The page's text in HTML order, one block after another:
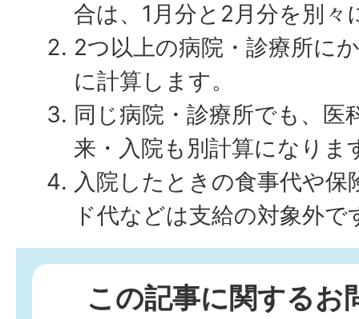
合は、1月分と2月分を別々
2つ以上の病院・診療所に
に計算します。
同じ病院・診療所でも、医
来・入院も別計算になりま
入院したときの食事代や
ド代などは支給の対象外で
この記事に関するお